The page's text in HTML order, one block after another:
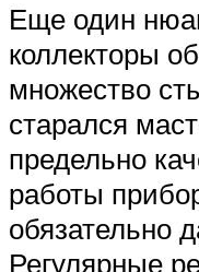
Еще один
коллекторы
множество
старался
предельно
работы
обязательно
Регулярные